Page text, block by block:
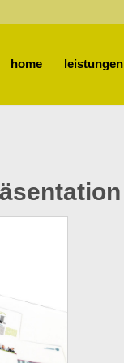
home leistungen